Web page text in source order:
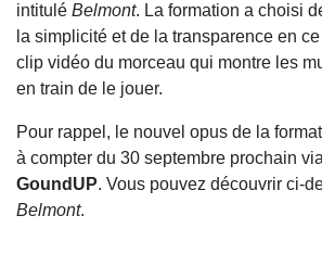
intitulé Belmont. La formation a choisi
la simplicité et de la transparence en
clip vidéo du morceau qui montre les
en train de le jouer.
Pour rappel, le nouvel opus de la
à compter du 30 septembre prochain
GoundUP. Vous pouvez découvrir ci-
Belmont.